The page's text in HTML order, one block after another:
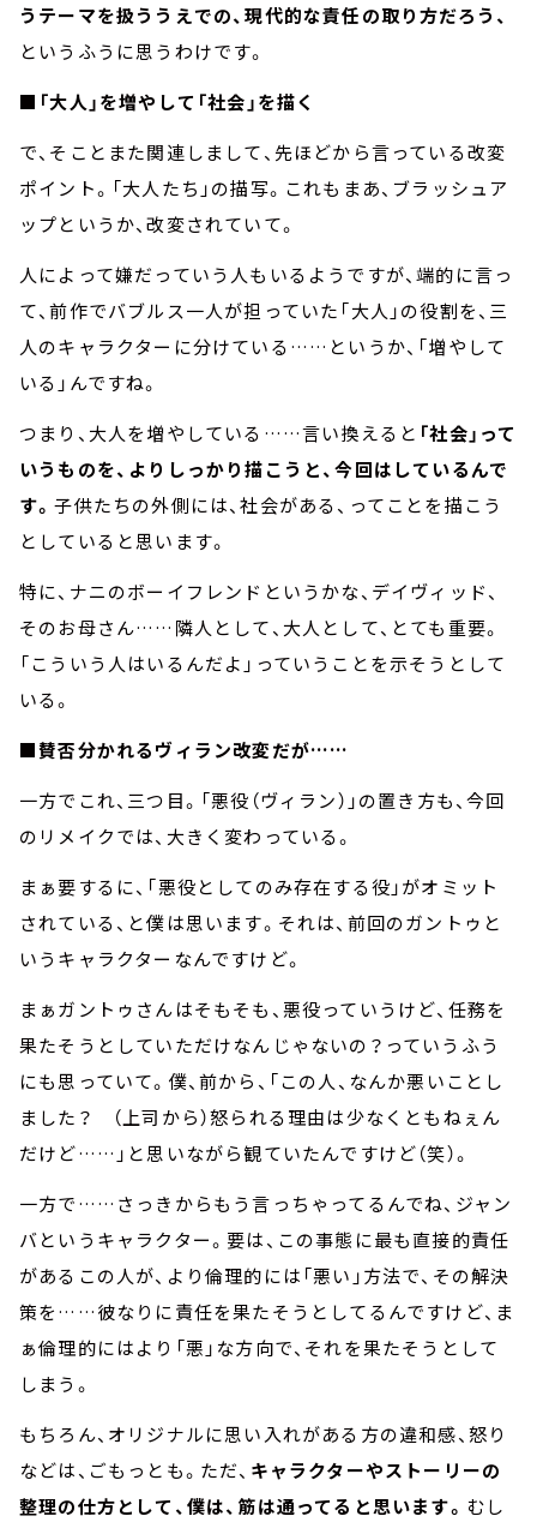
うテーマを扱ううえでの、現代的な責任の取り方だろう、
というふうに思うわけです。
■「大人」を増やして「社会」を描く
で、そことまた関連しまして、先ほどから言っている改変
ポイント。「大人たち」の描写。これもまあ、ブラッシュア
ップというか、改変されていて。
人によって嫌だっていう人もいるようですが、端的に言っ
て、前作でバブルス一人が担っていた「大人」の役割を、三
人のキャラクターに分けている……というか、「増やして
いる」んですね。
つまり、大人を増やしている……言い換えると 「社会」って
いうものを、よりしっかり描こうと、今回はしているんで
す。子供たちの外側には、社会がある、ってことを描こう
としていると思います。
特に、ナニのボーイフレンドというかな、デイヴィッド、
そのお母さん……隣人として、大人として、とても重要。
「こういう人はいるんだよ」っていうことを示そうとして
いる。
■賛否分かれるヴィラン改変だが……
一方でこれ、三つ目。「悪役（ヴィラン）」の置き方も、今回
のリメイクでは、大きく変わっている。
まぁ要するに、「悪役としてのみ存在する役」がオミット
されている、と僕は思います。それは、前回のガントゥと
いうキャラクターなんですけど。
まぁガントゥさんはそもそも、悪役っていうけど、任務を
果たそうとしていただけなんじゃないの？っていうふう
にも思っていて。僕、前から、「この人、なんか悪いことし
ました？ （上司から）怒られる理由は少なくともねぇん
だけど……」と思いながら観ていたんですけど（笑）。
一方で……さっきからもう言っちゃってるんでね、ジャン
バというキャラクター。要は、この事態に最も直接的責任
があるこの人が、より倫理的には「悪い」方法で、その解決
策を……彼なりに責任を果たそうとしてるんですけど、ま
ぁ倫理的にはより「悪」な方向で、それを果たそうとして
しまう。
もちろん、オリジナルに思い入れがある方の違和感、怒り
などは、ごもっとも。ただ、 キャラクターやストーリーの
整理の仕方として、僕は、筋は通ってると思います。 むし